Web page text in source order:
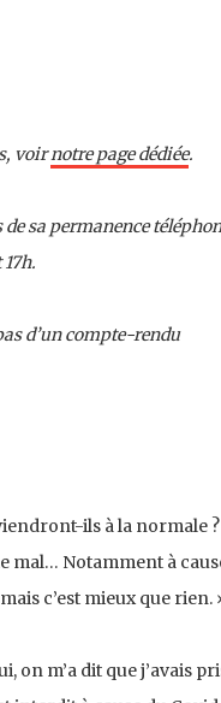
voirnotre page dédiée.
sa permanence
d’un compte-rendu
ils à la normale ?
mal… Notamment à
c’est mieux que rien.
on m’a dit que j’avais